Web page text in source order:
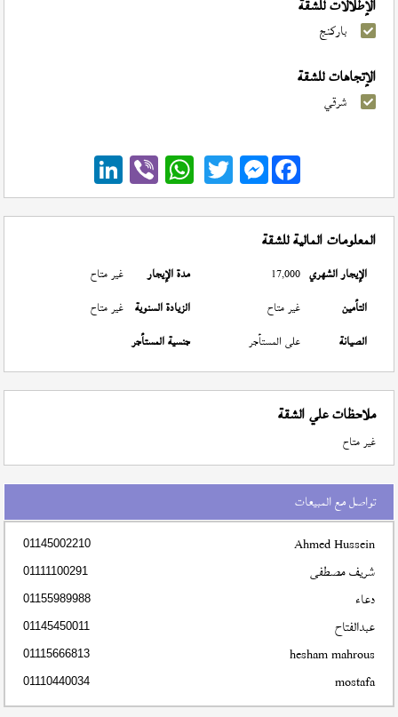
الإطلالات للشقة
باركنج
الإتجاهات للشقة
شرقي
Messenger
المعلومات المالية للشقة
الإيجار الشهري 17,000 مدة الإيجار
غير متاح
التأمين
غير متاح الزيادة السنوية غير متاح
الصيانة
على المستأجر جنسية المستأجر
ملاحظات علي الشقة
غير متاح
تواصل مع المبيعات
Ahmed Hussein
01145002210
شريف مصطفى 01111100291
دعاء 01155989988
عبدالفتاح 01145450011
hesham mahrous
01115666813
mostafa
01110440034